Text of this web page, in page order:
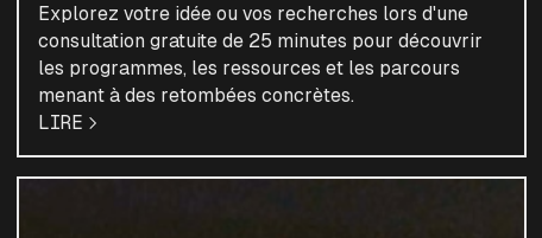
Explorez votre idée ou vos recherches lors d'une
consultation gratuite de 25 minutes pour découvrir
les programmes, les ressources et les parcours
menant à des retombées concrètes.
LIRE